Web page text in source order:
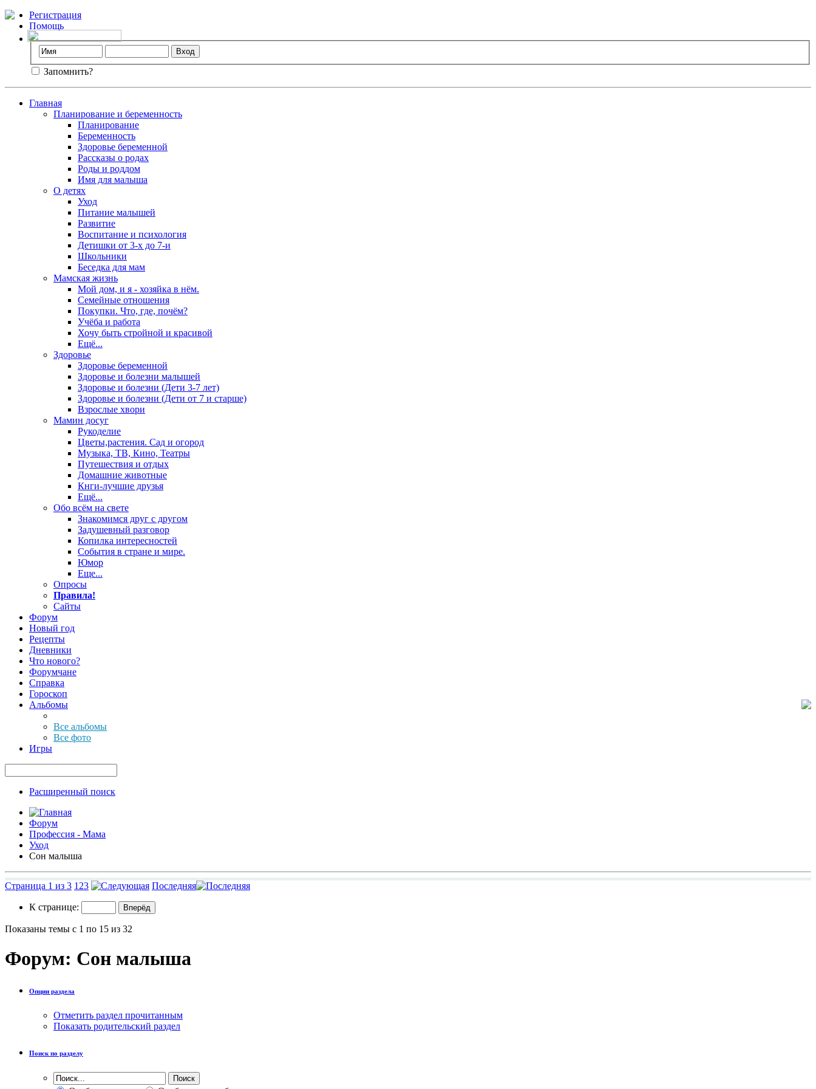
Регистрация
Помощь
Запомнить?
Главная
Планирование и беременность
Планирование
Беременность
Здоровье беременной
Рассказы о родах
Роды и роддом
Имя для малыша
О детях
Уход
Питание малышей
Развитие
Воспитание и психология
Детишки от 3-х до 7-и
Школьники
Беседка для мам
Мамская жизнь
Мой дом, и я - хозяйка в нём.
Семейные отношения
Покупки. Что, где, почём?
Учёба и работа
Хочу быть стройной и красивой
Ещё...
Здоровье
Здоровье беременной
Здоровье и болезни малышей
Здоровье и болезни (Дети 3-7 лет)
Здоровье и болезни (Дети от 7 и старше)
Взрослые хвори
Мамин досуг
Рукоделие
Цветы,растения. Сад и огород
Музыка, ТВ, Кино, Театры
Путешествия и отдых
Домашние животные
Кнги-лучшие друзья
Ещё...
Обо всём на свете
Знакомимся друг с другом
Задушевный разговор
Копилка интересностей
События в стране и мире.
Юмор
Еще...
Опросы
Правила!
Сайты
Форум
Новый год
Рецепты
Дневники
Что нового?
Форумчане
Справка
Гороскоп
Альбомы
Все альбомы
Все фото
Игры
Расширенный поиск
Форум
Профессия - Мама
Уход
Сон малыша
Страница 1 из 3 1 23 Последняя
К странице:
Показаны темы с 1 по 15 из 32
Форум: Сон малыша
Опции раздела
Отметить раздел прочитанным
Показать родительский раздел
Поиск по разделу